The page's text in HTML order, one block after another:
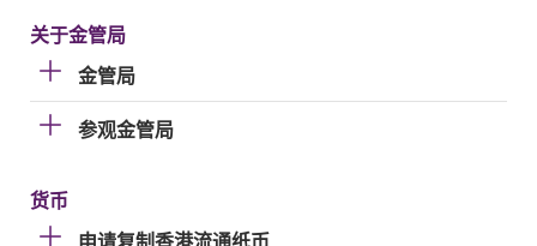
关于金管局
金管局
参观金管局
货币
申请复制香港流通纸币